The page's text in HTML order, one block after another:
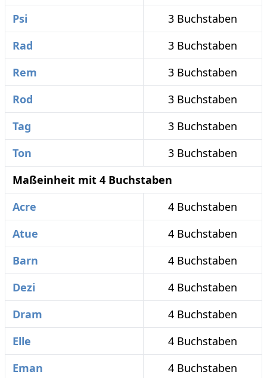
Psi
3 Buchstaben
Rad
3 Buchstaben
Rem
3 Buchstaben
Rod
3 Buchstaben
Tag
3 Buchstaben
Ton
3 Buchstaben
Maßeinheit mit 4 Buchstaben
Acre
4 Buchstaben
Atue
4 Buchstaben
Barn
4 Buchstaben
Dezi
4 Buchstaben
Dram
4 Buchstaben
Elle
4 Buchstaben
Eman
4 Buchstaben